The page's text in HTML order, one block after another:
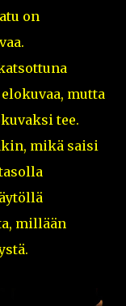
on
mutta
tee.
mikä saisi
millään